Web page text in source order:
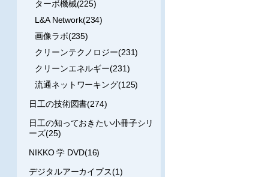
ターボ機械(225)
L&A Network(234)
画像ラボ(235)
クリーンテクノロジー(231)
クリーンエネルギー(231)
流通ネットワーキング(125)
日工の技術図書(274)
日工の知っておきたい小冊子シリ
ーズ(25)
NIKKO 学 DVD(16)
デジタルアーカイブス(1)